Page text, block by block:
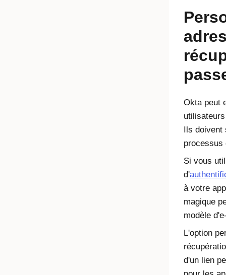
Oktapeut
Ils doivent
processus
Si vous
d'
à votre
magique
modèle
L'option
d'un lien